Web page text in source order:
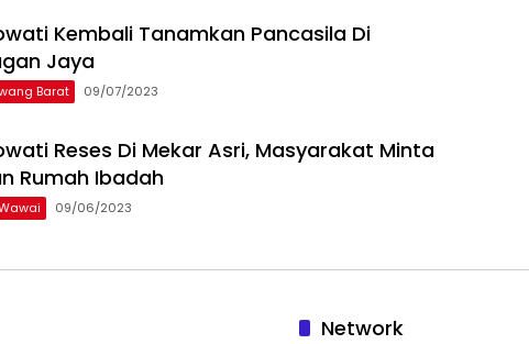
Kembali Tanamkan Pancasila Di
Jaya
Barat 09/07/2023
Reses Di Mekar Asri, Masyarakat Minta
Rumah Ibadah
09/06/2023
Network